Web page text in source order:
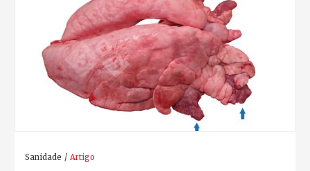
Sanidade Artigo